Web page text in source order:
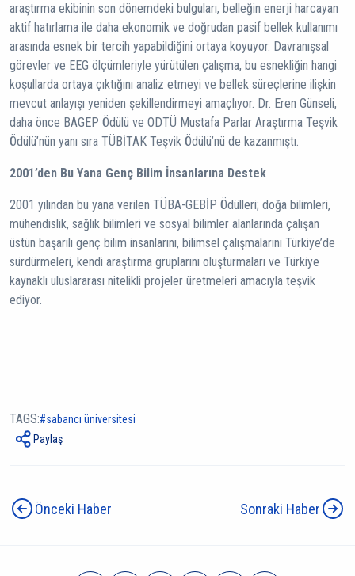
araştırma ekibinin son dönemdeki bulguları, belleğin enerji harcayan
aktif hatırlama ile daha ekonomik ve doğrudan pasif bellek kullanımı
arasında esnek bir tercih yapabildiğini ortaya koyuyor. Davranışsal
görevler ve EEG ölçümleriyle yürütülen çalışma, bu esnekliğin hangi
koşullarda ortaya çıktığını analiz etmeyi ve bellek süreçlerine ilişkin
mevcut anlayışı yeniden şekillendirmeyi amaçlıyor. Dr. Eren Günseli,
daha önce BAGEP Ödülü ve ODTÜ Mustafa Parlar Araştırma Teşvik
Ödülü’nün yanı sıra TÜBİTAK Teşvik Ödülü’nü de kazanmıştı.
2001’den Bu Yana Genç Bilim İnsanlarına Destek
2001 yılından bu yana verilen TÜBA-GEBİP Ödülleri; doğa bilimleri,
mühendislik, sağlık bilimleri ve sosyal bilimler alanlarında çalışan
üstün başarılı genç bilim insanlarını, bilimsel çalışmalarını Türkiye’de
sürdürmeleri, kendi araştırma gruplarını oluşturmaları ve Türkiye
kaynaklı uluslararası nitelikli projeler üretmeleri amacıyla teşvik
ediyor.
TAGS:
sabancı üniversitesi
Paylaş
Önceki Haber Sonraki Haber